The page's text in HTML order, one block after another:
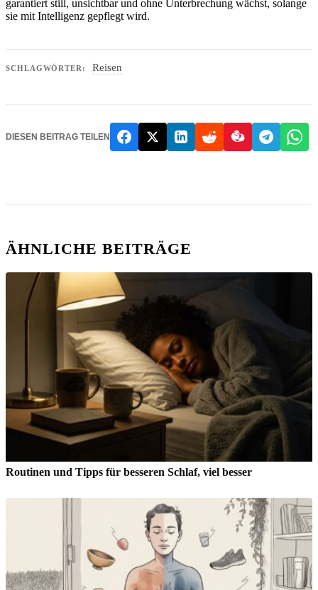
garantiert still, unsichtbar und ohne Unterbrechung wächst, solange
sie mit Intelligenz gepflegt wird.
SCHLAGWÖRTER: Reisen
DIESEN BEITRAG TEILEN
ÄHNLICHE BEITRÄGE
Routinen und Tipps für besseren Schlaf, viel besser